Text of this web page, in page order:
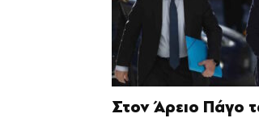
Στον Άρειο Πάγο